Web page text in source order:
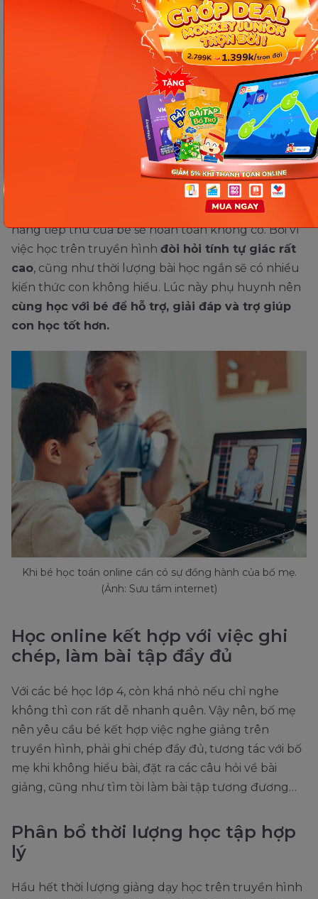
Vì có nhiều kênh học, với đa dạng bài giảng nhưng
không phải kênh nào cũng cung cấp nội dung phù
hợp với năng lực học của trẻ. Nên phụ huynh hãy
tìm hiểu kỹ về chương trình dạy học ở các kênh
để có được sự lựa chọn hợp lý.
Sự đồng hành của bố mẹ rất
Khi học trên truyền hình lớp 4 môn toán nếu
không có sự đồng hành của bố mẹ kề bên, khả
năng tiếp thu của bé sẽ hoàn toàn không có. Bởi vì
việc học trên truyền hình đòi hỏi tính tự giác rất
cao, cũng như thời lượng bài học ngắn sẽ có nhiều
kiến thức con không hiểu. Lúc này phụ huynh nên
cùng học với bé để hỗ trợ, giải đáp và trợ giúp
con học tốt hơn.
Khi bé học toán online cần có sự đồng hành của bố mẹ.
(Ảnh: Sưu tầm internet)
Học online kết hợp với việc ghi
chép, làm bài tập đầy đủ
Với các bé học lớp 4, còn khá nhỏ nếu chỉ nghe
không thì con rất dễ nhanh quên. Vậy nên, bố mẹ
nên yêu cầu bé kết hợp việc nghe giảng trên
truyền hình, phải ghi chép đầy đủ, tương tác với bố
mẹ khi không hiểu bài, đặt ra các câu hỏi về bài
giảng, cũng như tìm tòi làm bài tập tương đương…
Phân bổ thời lượng học tập hợp
lý
Hầu hết thời lượng giảng dạy học trên truyền hình